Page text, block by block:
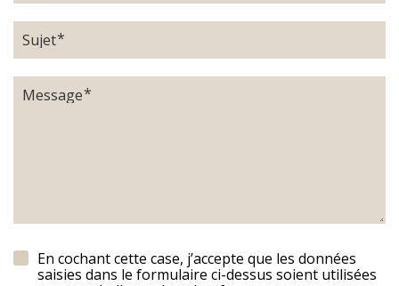
Sujet
Message
En cochant cette case, j’accepte que les données
saisies dans le formulaire ci-dessus soient utilisées